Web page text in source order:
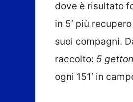
dove è risultato
in 5′ più
suoi compagni.
raccolto: 5
ogni 151′ in